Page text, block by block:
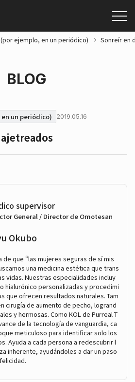
ejemplo, en un periódico) Sonreír en
BLOG
un periódico) 2019.05.16
supervisor
General / Director de Omotesan
Okubo
de que “las mujeres seguras de sí mis
una medicina estética que trans
vidas. Nuestras especialidades incluy
hialurónico personalizadas y procedimi
que ofrecen resultados naturales. Tam
cirugía de aumento de pecho, logrand
y hermosas. Como KOL de Purreal T
de la tecnología de vanguardia, ca
meticuloso para identificar solo los
Ayuda a cada persona a redescubrir l
inherente, ayudándoles a dar un paso